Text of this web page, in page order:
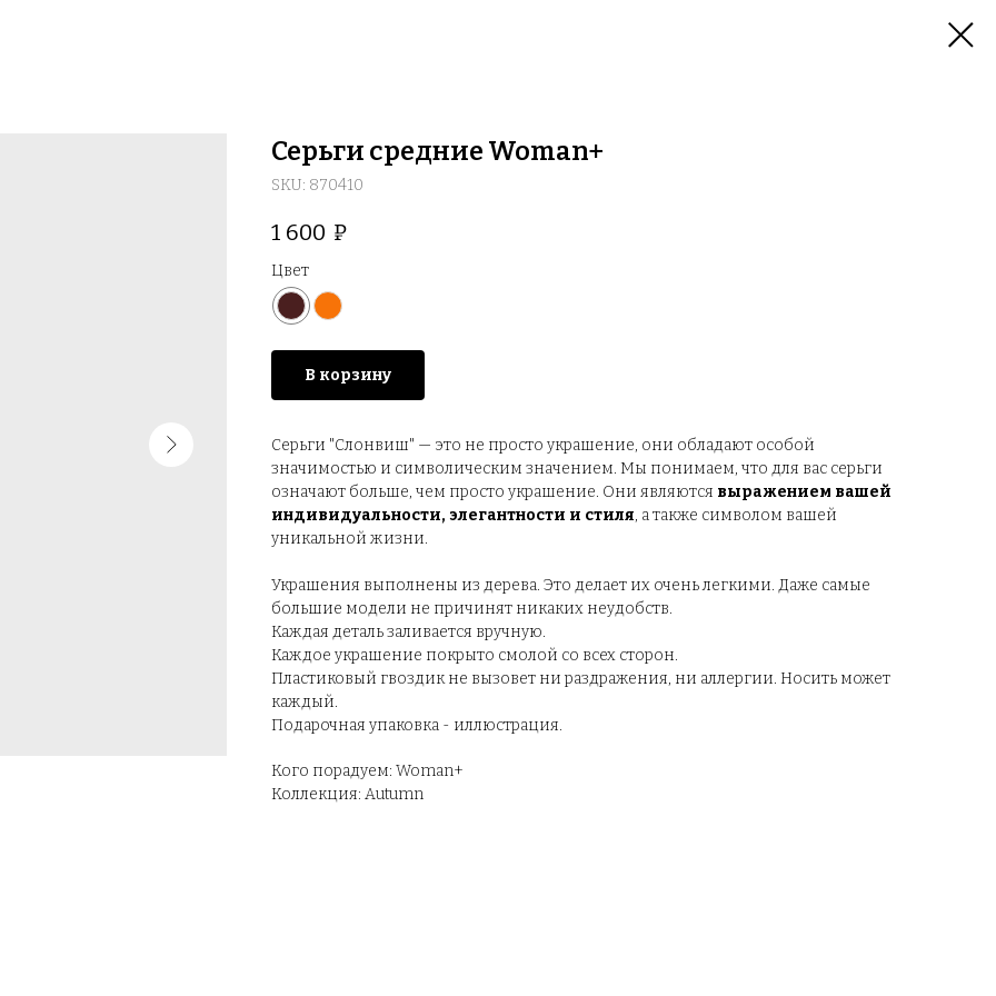
Серьги средние Woman+
SKU: 870410
1 600 ₽
Цвет
В корзину
Серьги "Слонвиш" — это не просто украшение, они обладают особой
значимостью и символическим значением. Мы понимаем, что для вас серьги
означают больше, чем просто украшение. Они являются выражением вашей
индивидуальности, элегантности и стиля, а также символом вашей
уникальной жизни.
Украшения выполнены из дерева. Это делает их очень легкими. Даже самые
большие модели не причинят никаких неудобств.
Каждая деталь заливается вручную.
Каждое украшение покрыто смолой со всех сторон.
Пластиковый гвоздик не вызовет ни раздражения, ни аллергии. Носить может
каждый.
Подарочная упаковка - иллюстрация.
Кого порадуем: Woman+
Коллекция: Autumn